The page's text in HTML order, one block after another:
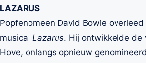
LAZARUS
Popfenomeen David Bowie
musical Lazarus. Hij ontwikkelde de
Hove, onlangs opnieuw